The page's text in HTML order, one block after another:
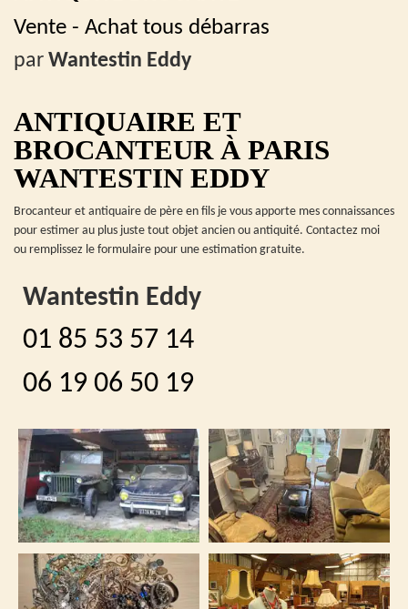
Vente - Achat tous débarras
par Wantestin Eddy
ANTIQUAIRE ET
BROCANTEUR À PARIS
WANTESTIN EDDY
Brocanteur et antiquaire de père en fils je vous apporte mes connaissances
pour estimer au plus juste tout objet ancien ou antiquité. Contactez moi
ou remplissez le formulaire pour une estimation gratuite.
Wantestin Eddy
01 85 53 57 14
06 19 06 50 19